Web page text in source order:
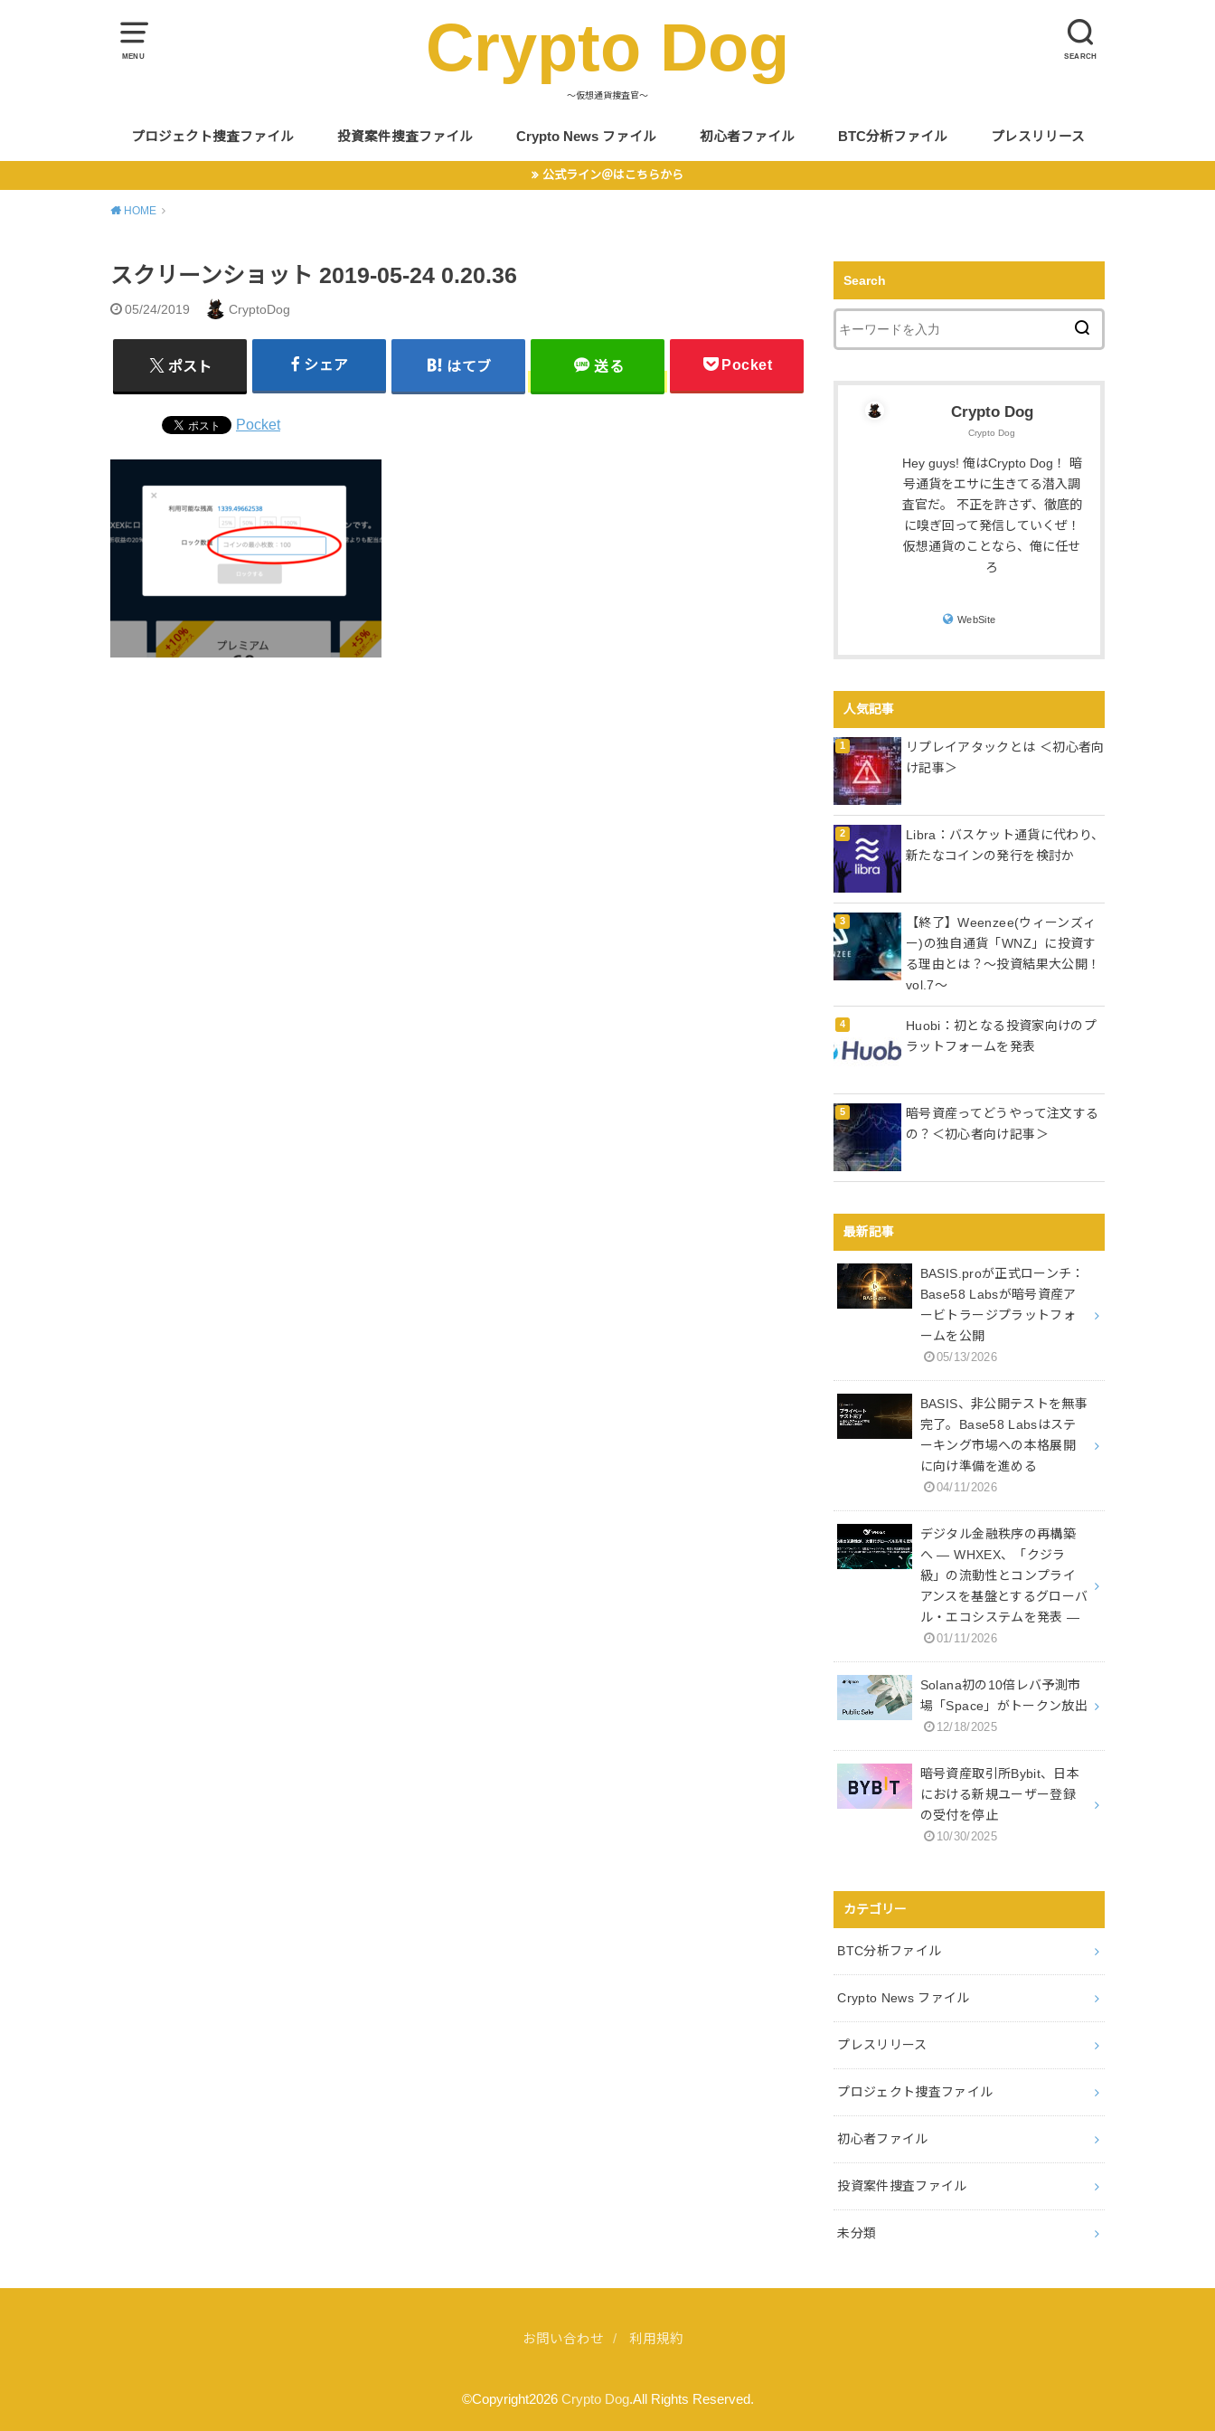
MENU SEARCH
Crypto Dog
〜仮想通貨捜査官〜
プロジェクト捜査ファイル 投資案件捜査ファイル Crypto News ファイル 初心者ファイル BTC分析ファイル プレスリリース
公式ライン＠はこちらから
HOME
スクリーンショット 2019-05-24 0.20.36
05/24/2019 CryptoDog
ポスト シェア はてブ 送る Pocket
Pocket
Search
Crypto Dog
Crypto Dog
Hey guys! 俺はCrypto Dog！ 暗
号通貨をエサに生きてる潜入調
査官だ。 不正を許さず、徹底的
に嗅ぎ回って発信していくぜ！
仮想通貨のことなら、俺に任せ
ろ
WebSite
人気記事
リプレイアタックとは ＜初心者向
け記事＞
Libra：バスケット通貨に代わり、
新たなコインの発行を検討か
【終了】Weenzee(ウィーンズィ
ー)の独自通貨「WNZ」に投資す
る理由とは？〜投資結果大公開！
vol.7〜
Huobi：初となる投資家向けのプ
ラットフォームを発表
暗号資産ってどうやって注文する
の？＜初心者向け記事＞
最新記事
BASIS.proが正式ローンチ：
Base58 Labsが暗号資産ア
ービトラージプラットフォ
ームを公開
05/13/2026
BASIS、非公開テストを無事
完了。Base58 Labsはステ
ーキング市場への本格展開
に向け準備を進める
04/11/2026
デジタル金融秩序の再構築
へ ― WHXEX、「クジラ
級」の流動性とコンプライ
アンスを基盤とするグローバ
ル・エコシステムを発表 ―
01/11/2026
Solana初の10倍レバ予測市
場「Space」がトークン放出
12/18/2025
暗号資産取引所Bybit、日本
における新規ユーザー登録
の受付を停止
10/30/2025
カテゴリー
BTC分析ファイル
Crypto News ファイル
プレスリリース
プロジェクト捜査ファイル
初心者ファイル
投資案件捜査ファイル
未分類
お問い合わせ 利用規約
©Copyright2026 Crypto Dog.All Rights Reserved.